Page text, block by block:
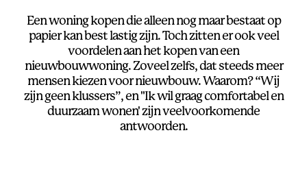
Een woning kopen die alleen nog maar bestaat op
papier kan best lastig zijn. Toch zitten er ook veel
voordelen aan het kopen van een
nieuwbouwwoning. Zoveel zelfs, dat steeds meer
mensen kiezen voor nieuwbouw. Waarom? “Wij
zijn geen klussers”, en "Ik wil graag comfortabel en
duurzaam wonen' zijn veelvoorkomende
antwoorden.